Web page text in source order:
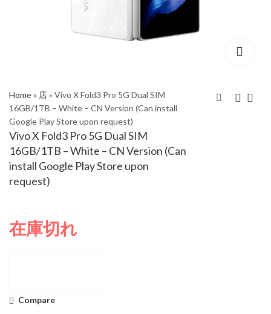
Home» 店» Vivo X Fold3 Pro 5G Dual SIM
16GB/1TB – White – CN Version (Can install
Google Play Store upon request)
Vivo X Fold3 Pro 5G Dual SIM
16GB/1TB – White – CN Version (Can
install Google Play Store upon
request)
Dual SIM 16GB/1TB –
Black – CN Version
Xperia 1 VI 5G Dual
在庫切れ
Compare